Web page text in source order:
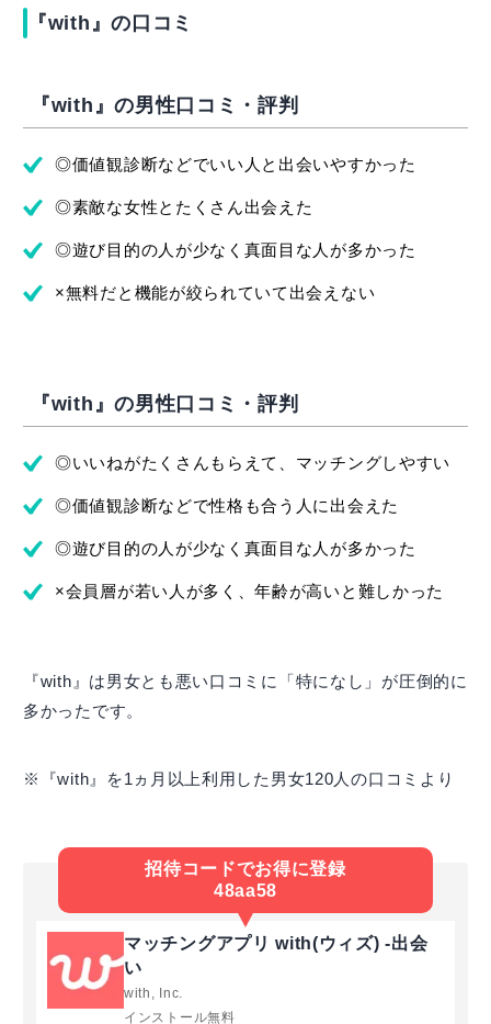
『with』の口コミ
『with』の男性口コミ・評判
◎価値観診断などでいい人と出会いやすかった
◎素敵な女性とたくさん出会えた
◎遊び目的の人が少なく真面目な人が多かった
×無料だと機能が絞られていて出会えない
『with』の男性口コミ・評判
◎いいねがたくさんもらえて、マッチングしやすい
◎価値観診断などで性格も合う人に出会えた
◎遊び目的の人が少なく真面目な人が多かった
×会員層が若い人が多く、年齢が高いと難しかった
『with』は男女とも悪い口コミに「特になし」が圧倒的に
多かったです。
※『with』を1ヵ月以上利用した男女120人の口コミより
招待コードでお得に登録
48aa58
マッチングアプリ with(ウィズ) -出会
い
with, Inc.
インストール無料